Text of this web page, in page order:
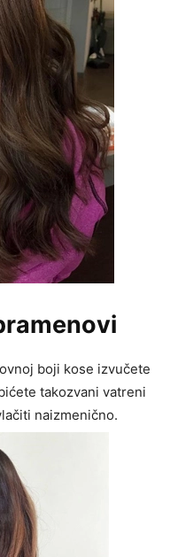
boji kose izvučete
takozvani vatreni
naizmenično.